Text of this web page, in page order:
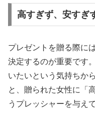
高すぎず、安すぎ
プレゼントを贈る際に
決定するのが重要です
いたいという気持ちか
と、贈られた女性に「
うプレッシャーを与え